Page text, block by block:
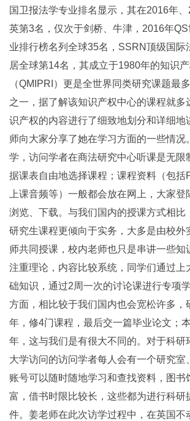
国卫报法学专业排名显示，其在2016年
英第3名，仅次于剑桥、牛津，2016年
业排行榜名列全球35名，SSRN顶级国际
居全球第14名，其成立于1980年的知识
（QMIPRI）更是全世界同类研究课题最
之一，据了解该知识产权中心的课程就多
识产权的内容进行了细致地划分和详细地
师向大家分享了她在学习方面的一些情况
学，访问学者在商法研究中心听课是无限
据课表自由地选择课程；课程资料（包括
上课音频等）一般都会放在网上，大家登
浏览、下载。与我们国内的授课方式相比
研究生课程更倾向于实务，大多是由校外
师共同授课，校内老师也只是串讲一些知
注重理论，内容比较系统，同学们通过上
础知识，通过2周一次的讨论课进行专项
方面，相比较于我们国内也会宽松许多，
年，修4门课程，最后交一篇毕业论文；
年，这与我们是有很大不同的。对于科研
大学访问的访问学者每人会有一个研究室
账号可以随时随地学习和查找资料，图书
富，借书时限比较长，这些都为进行科研
件。姜老师在此次访学过程中，在英国不